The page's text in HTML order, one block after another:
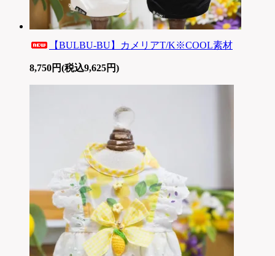
【BULBU-BU】カメリアT/K※COOL素材
8,750円(税込9,625円)